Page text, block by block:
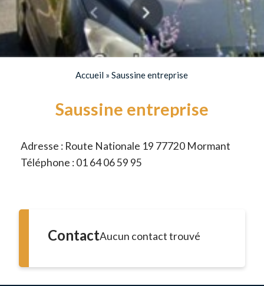
Accueil »Saussine entreprise
Saussine entreprise
Adresse : Route Nationale 19 77720 Mormant
Téléphone : 01 64 06 59 95
ContactAucun contact trouvé